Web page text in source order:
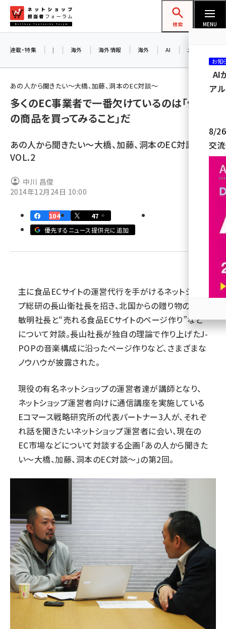
ン
ネットショップ担当者フォーラム
検索 MENU
amazon (2255)
楽天 (1874)
アスクル (1122)
ビィ・フォアード (776)
連載・特集 | 海外 海外情報 海外 AI メタバース
あの人から聞きたい～大橋、加藤、洞本のEC対談～
多くのEC事業者で一番欠けているのは「他社
の商品を買ってみること」だ
あの人から聞きたい～大橋、加藤、洞本のEC対談～
VOL.2
中川 昌俊
2014年12月24日 10:00
104
47
優先するニュース提供元に追加
主に食品ECサイトの運営代行を手がけるネットショッ
プ総研の長山衛社長を招き、北国からの贈り物の加藤
敏明社長と“売れる食品ECサイトのページ作り”など
について対談。長山社長が独自の理論で作り上げたJ-
POPの音楽構成に沿ったページ作りなど、さまざまな
ノウハウが披露された。
現役の有名ネットショップの運営者達が講師となり、
ネットショップ運営者向けに通信講座を実施している
Eコマース戦略研究所の代表パートナー3人が、それぞ
れ話を聞きたいネットショップ運営者に会い、現在の
EC市場などについて対談する企画「あの人から聞きた
い～大橋、加藤、洞本のEC対談～」の第2回。
お知
AI
ア
8/26
交
参